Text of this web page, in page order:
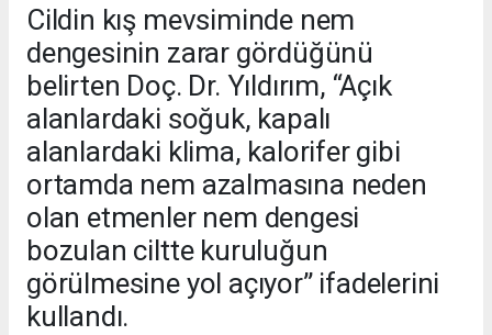
Cildin kış mevsiminde nem
dengesinin zarar gördüğünü
belirten Doç. Dr. Yıldırım, “Açık
alanlardaki soğuk, kapalı
alanlardaki klima, kalorifer gibi
ortamda nem azalmasına neden
olan etmenler nem dengesi
bozulan ciltte kuruluğun
görülmesine yol açıyor” ifadelerini
kullandı.